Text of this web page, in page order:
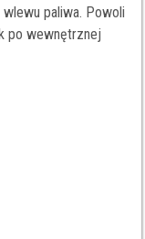
paliwa. Powoli
po wewnętrznej